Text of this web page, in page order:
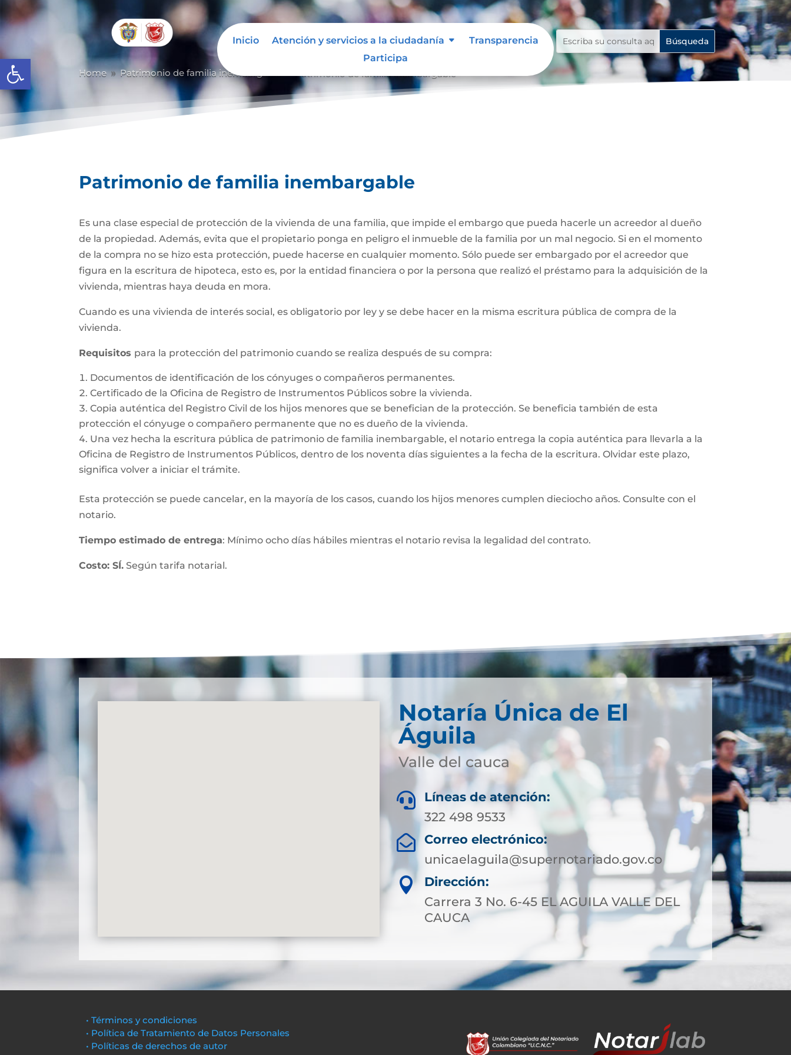
Abrir barra de herramientas
Inicio Atención y servicios a la ciudadanía
Transparencia
Participa
Home 9 Patrimonio de familia inembargable
Patrimonio de familia inembargable
Es una clase especial de protección de la vivienda de una familia, que impide el embargo que pueda hacerle un acreedor al dueño
de la propiedad. Además, evita que el propietario ponga en peligro el inmueble de la familia por un mal negocio. Si en el momento
de la compra no se hizo esta protección, puede hacerse en cualquier momento. Sólo puede ser embargado por el acreedor que
figura en la escritura de hipoteca, esto es, por la entidad financiera o por la persona que realizó el préstamo para la adquisición de la
vivienda, mientras haya deuda en mora.
Cuando es una vivienda de interés social, es obligatorio por ley y se debe hacer en la misma escritura pública de compra de la
vivienda.
Requisitos para la protección del patrimonio cuando se realiza después de su compra:
Documentos de identificación de los cónyuges o compañeros permanentes.
Certificado de la Oficina de Registro de Instrumentos Públicos sobre la vivienda.
Copia auténtica del Registro Civil de los hijos menores que se benefician de la protección. Se beneficia también de esta
protección el cónyuge o compañero permanente que no es dueño de la vivienda.
Una vez hecha la escritura pública de patrimonio de familia inembargable, el notario entrega la copia auténtica para llevarla a la
Oficina de Registro de Instrumentos Públicos, dentro de los noventa días siguientes a la fecha de la escritura. Olvidar este plazo,
significa volver a iniciar el trámite.
Esta protección se puede cancelar, en la mayoría de los casos, cuando los hijos menores cumplen dieciocho años. Consulte con el
notario.
Tiempo estimado de entrega: Mínimo ocho días hábiles mientras el notario revisa la legalidad del contrato.
Costo: SÍ. Según tarifa notarial.
Notaría Única de El
Águila
Valle del cauca

Líneas de atención:
322 498 9533

Correo electrónico:
unicaelaguila@supernotariado.gov.co

Dirección:
Carrera 3 No. 6-45 EL AGUILA VALLE DEL
CAUCA
• Términos y condiciones
• Política de Tratamiento de Datos Personales
• Políticas de derechos de autor